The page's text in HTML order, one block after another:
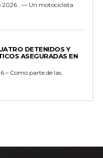
2026 . — Un motociclista
DETENIDOS Y
ASEGURADAS EN
Como parte de las